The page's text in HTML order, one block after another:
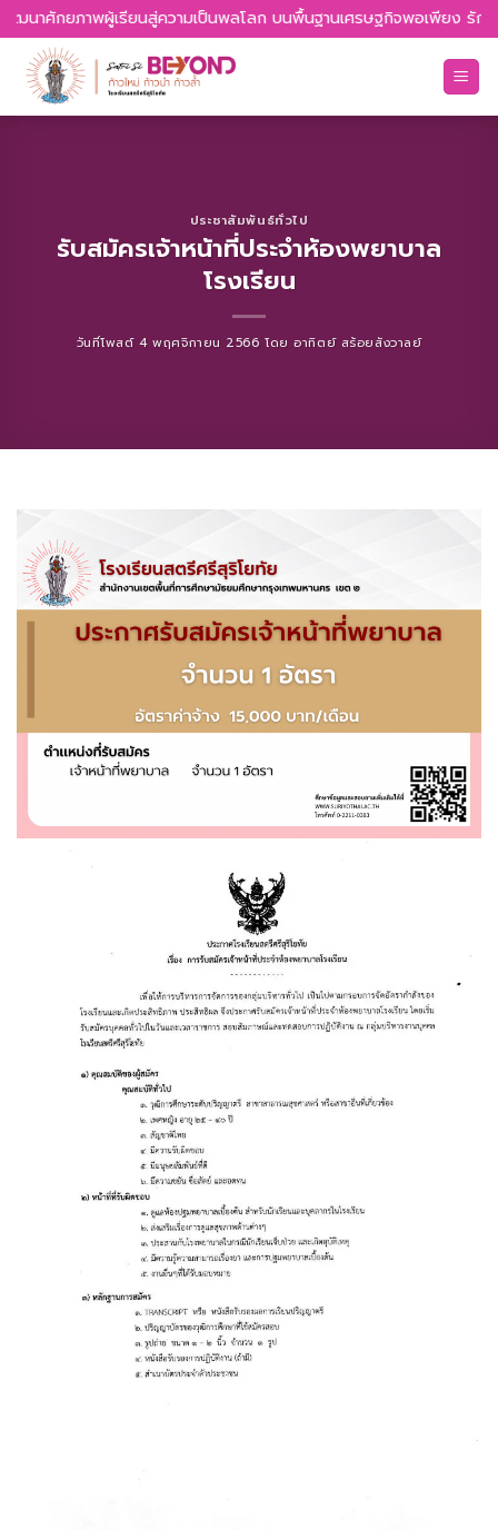
Skip
to
content
าศักยภาพผู้เรียนสู่ความเป็นพลโลก บนพื้นฐานเศรษฐกิจพอเพียง รักค
ประชาสัมพันธ์ทั่วไป
รับสมัครเจ้าหน้าที่ประจำห้องพยาบาล
โรงเรียน
วันที่โพสต์4 พฤศจิกายน 2566 โดยอาทิตย์ สร้อยสังวาลย์